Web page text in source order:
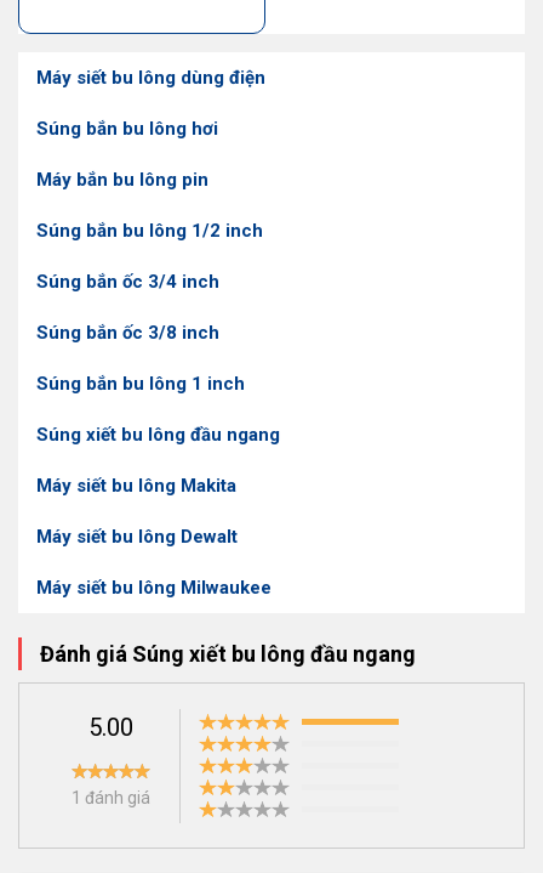
Máy siết bu lông dùng điện
Súng bắn bu lông hơi
Máy bắn bu lông pin
Súng bắn bu lông 1/2 inch
Súng bắn ốc 3/4 inch
Súng bắn ốc 3/8 inch
Súng bắn bu lông 1 inch
Súng xiết bu lông đầu ngang
Máy siết bu lông Makita
Máy siết bu lông Dewalt
Máy siết bu lông Milwaukee
Đánh giá Súng xiết bu lông đầu ngang
5.00
1 đánh giá